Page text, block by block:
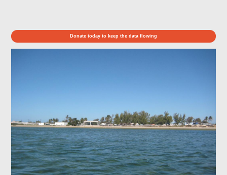
Donate today to keep the data flowing